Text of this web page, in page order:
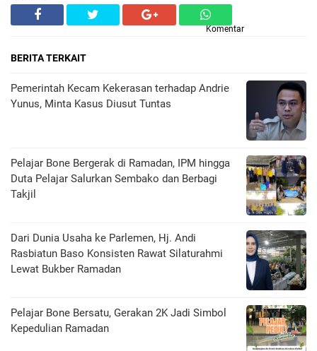
Komentar
BERITA TERKAIT
Pemerintah Kecam Kekerasan terhadap Andrie
Yunus, Minta Kasus Diusut Tuntas
Pelajar Bone Bergerak di Ramadan, IPM hingga
Duta Pelajar Salurkan Sembako dan Berbagi
Takjil
Dari Dunia Usaha ke Parlemen, Hj. Andi
Rasbiatun Baso Konsisten Rawat Silaturahmi
Lewat Bukber Ramadan
Pelajar Bone Bersatu, Gerakan 2K Jadi Simbol
Kepedulian Ramadan